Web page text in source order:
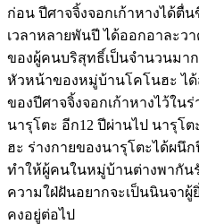
ก่อน ปีศาจจิ้งจอกเก้าหางได้ตื่
เวลาหลายพันปี ได้ออกอาละว
ของผู้คนบริสุทธิ์เป็นจำนวนมา
หัวหน้าของหมู่บ้านโคโนฮะ ไ
ของปีศาจจิ้งจอกเก้าหางไว้ใน
นารุโตะ อีก12 ปีผ่านไป นารุโ
ฮะ ร่างกายของนารุโตะได้ผนึ
ทำให้ผู้คนในหมู่บ้านต่างพากัน
ความใฝ่ฝันอยากจะเป็นนินจา
คงอยู่ต่อไป